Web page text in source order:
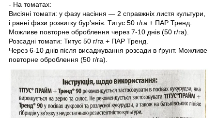
- На томатах:
Висіяні томати: у фазу насіння — 2 справжніх листя культури,
і ранні фази розвитку бур'янів: Титус 50 г/га + ПАР Тренд.
Можливе повторне оброблення через 7-10 днів (50 г/га).
Розсадні томати: Титус 50 г/га + ПАР Тренд.
Через 6-10 днів після висаджування розсади в ґрунт. Можливе
повторне оброблення (50 г/га).